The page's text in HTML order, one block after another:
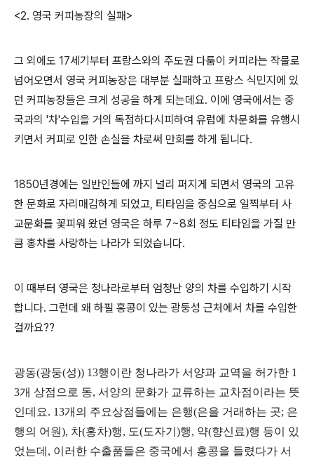
<2. 영국 커피농장의 실패>
그 외에도 17세기부터 프랑스와의 주도권 다툼이 커피라는 작물로
넘어오면서 영국 커피농장은 대부분 실패하고 프랑스 식민지에 있
던 커피농장들은 크게 성공을 하게 되는데요. 이에 영국에서는 중
국과의 '차'수입을 거의 독점하다시피하여 유럽에 차문화를 유행시
키면서 커피로 인한 손실을 차로써 만회를 하게 됩니다.
1850년경에는 일반인들에 까지 널리 퍼지게 되면서 영국의 고유
한 문화로 자리매김하게 되었고, 티타임을 중심으로 일찍부터 사
교문화를 꽃피워 왔던 영국은 하루 7~8회 정도 티타임을 가질 만
큼 홍차를 사랑하는 나라가 되었습니다.
이 때부터 영국은 청나라로부터 엄청난 양의 차를 수입하기 시작
합니다. 그런데 왜 하필 홍콩이 있는 광둥성 근처에서 차를 수입한
걸까요??
광동(광둥(성)) 13행이란 청나라가 서양과 교역을 허가한 1
3개 상점으로 동, 서양의 문화가 교류하는 교차점이라는 뜻
인데요. 13개의 주요상점들에는 은행(은을 거래하는 곳; 은
행의 어원), 차(홍차)행, 도(도자기 )행, 약(향신료)행 등이 있
었는데 , 이러한 수출품들은 중국에서 홍콩을 들렸다가 서